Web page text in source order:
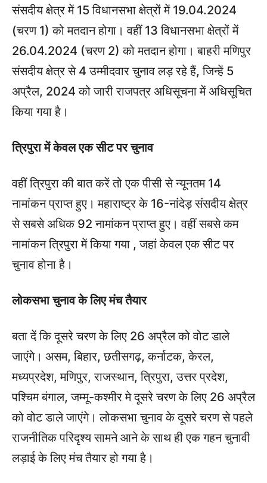
संसदीय क्षेत्र में 15 विधानसभा क्षेत्रों में 19.04.2024
(चरण 1) को मतदान होगा। वहीं 13 विधानसभा क्षेत्रों में
26.04.2024 (चरण 2) को मतदान होगा। बाहरी मणिपुर
संसदीय क्षेत्र से 4 उम्मीदवार चुनाव लड़ रहे हैं, जिन्हें 5
अप्रैल, 2024 को जारी राजपत्र अधिसूचना में अधिसूचित
किया गया है।
त्रिपुरा में केवल एक सीट पर चुनाव
वहीं त्रिपुरा की बात करें तो एक पीसी से न्यूनतम 14
नामांकन प्राप्त हुए। महाराष्ट्र के 16-नांदेड़ संसदीय क्षेत्र
से सबसे अधिक 92 नामांकन प्राप्त हुए। वहीं सबसे कम
नामांकन त्रिपुरा में किया गया , जहां केवल एक सीट पर
चुनाव होना है।
लोकसभा चुनाव के लिए मंच तैयार
बता दें कि दूसरे चरण के लिए 26 अप्रैल को वोट डाले
जाएंगे। असम, बिहार, छतीसगढ़, कर्नाटक, केरल,
मध्यप्रदेश, मणिपुर, राजस्थान, त्रिपुरा, उत्तर प्रदेश,
पश्चिम बंगाल, जम्मू-कश्मीर मे दूसरे चरण के लिए 26 अप्रैल
को वोट डाले जाएंगे। लोकसभा चुनाव के दूसरे चरण से पहले
राजनीतिक परिदृश्य सामने आने के साथ ही एक गहन चुनावी
लड़ाई के लिए मंच तैयार हो गया है।